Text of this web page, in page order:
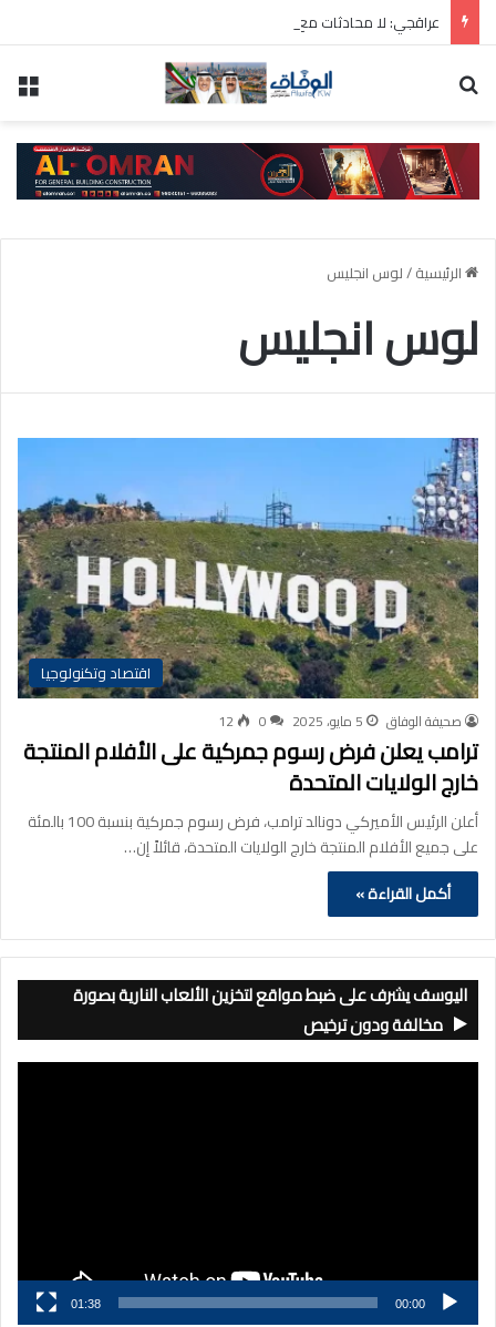
عراقجي: لا محادثات مع أمريكا ما دامت تنتهك الاتفاق المؤقت
الرئيسية/لوس انجليس
لوس انجليس
اقتصاد وتكنولوجيا
صحيفة الوفاق 5 مايو، 2025 0
12
ترامب يعلن فرض رسوم جمركية على الأفلام المنتجة
خارج الولايات المتحدة
أعلن الرئيس الأميركي دونالد ترامب، فرض رسوم جمركية بنسبة 100 بالمئة
على جميع الأفلام المنتجة خارج الولايات المتحدة، قائلاً إن…
أكمل القراءة »
اليوسف يشرف على ضبط مواقع لتخزين الألعاب النارية بصورة
مخالفة ودون ترخيص
00:00
01:38